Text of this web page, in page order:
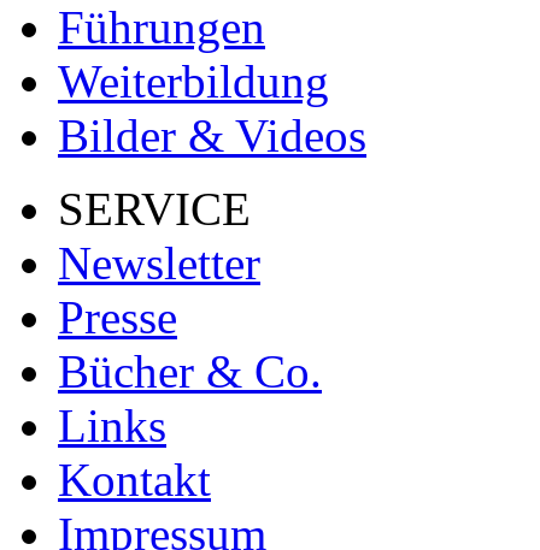
Führungen
Weiterbildung
Bilder & Videos
SERVICE
Newsletter
Presse
Bücher & Co.
Links
Kontakt
Impressum